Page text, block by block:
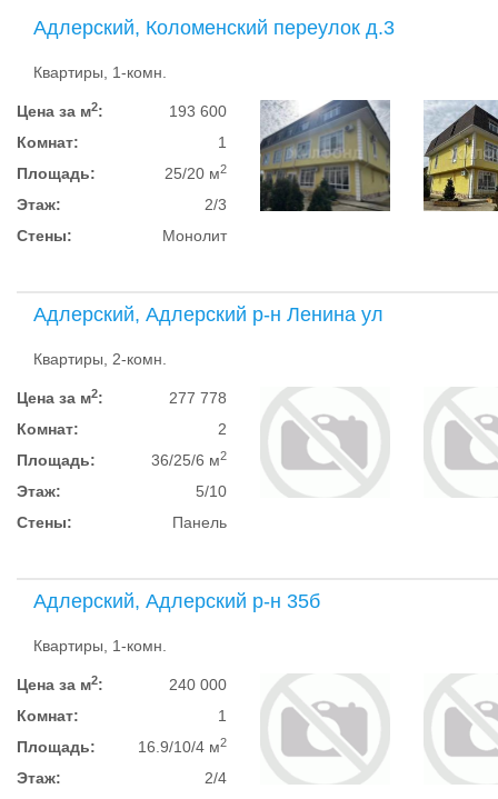
Адлерский, Коломенский переулок д.3
Квартиры, 1-комн.
Цена за м2:
193 600
Комнат:
1
Площадь:
25/20 м2
Этаж:
2/3
Стены:
Монолит
Адлерский, Адлерский р-н Ленина ул
Квартиры, 2-комн.
Цена за м2:
277 778
Комнат:
2
Площадь:
36/25/6 м2
Этаж:
5/10
Стены:
Панель
Адлерский, Адлерский р-н 35б
Квартиры, 1-комн.
Цена за м2:
240 000
Комнат:
1
Площадь:
16.9/10/4 м2
Этаж:
2/4